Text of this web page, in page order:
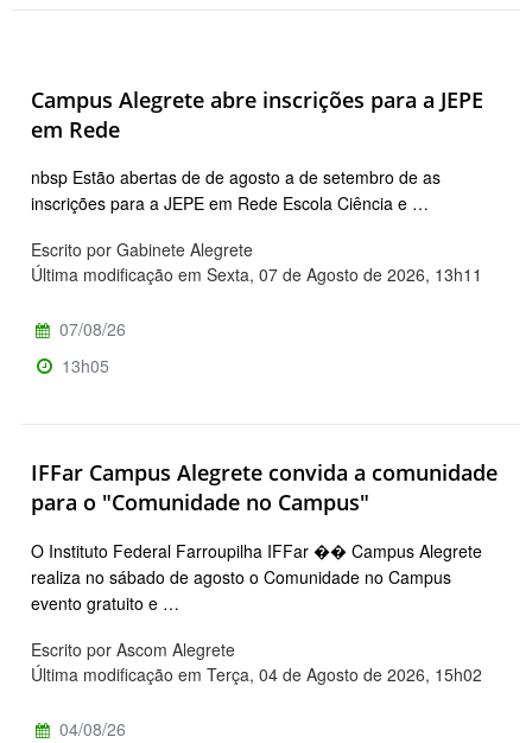
Campus Alegrete abre inscrições para a JEPE
em Rede
nbsp Estão abertas de de agosto a de setembro de as
inscrições para a JEPE em Rede Escola Ciência e …
Escrito por Gabinete Alegrete
Última modificação em Sexta, 07 de Agosto de 2026, 13h11
07/08/26
13h05
IFFar Campus Alegrete convida a comunidade
para o "Comunidade no Campus"
O Instituto Federal Farroupilha IFFar �� Campus Alegrete
realiza no sábado de agosto o Comunidade no Campus
evento gratuito e …
Escrito por Ascom Alegrete
Última modificação em Terça, 04 de Agosto de 2026, 15h02
04/08/26